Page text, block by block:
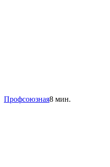
Профсоюзная8 мин.